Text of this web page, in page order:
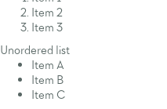
Item 2
Item 3
Unordered list
Item A
Item B
Item C